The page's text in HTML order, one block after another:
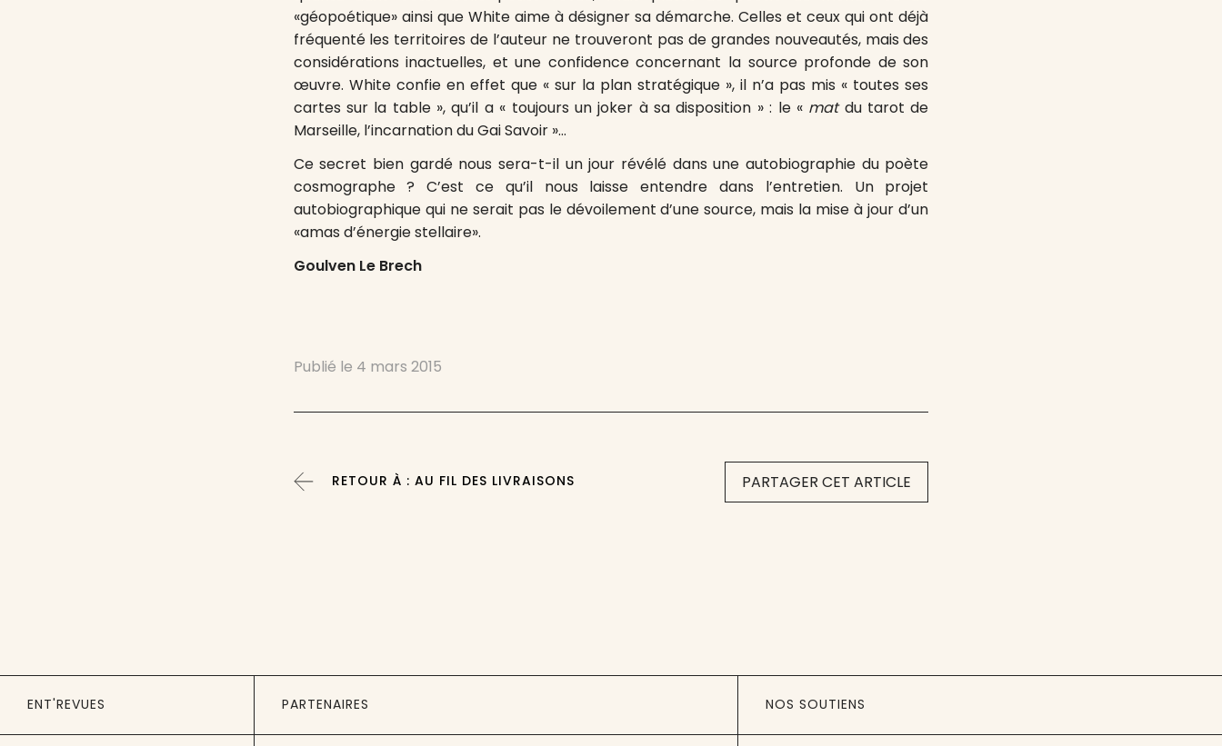
«géopoétique» ainsi que White aime à désigner sa démarche. Celles et ceux qui ont déjà
fréquenté les territoires de l’auteur ne trouveront pas de grandes nouveautés, mais des
considérations inactuelles, et une confidence concernant la source profonde de son
œuvre. White confie en effet que « sur la plan stratégique », il n’a pas mis « toutes ses
cartes sur la table », qu’il a « toujours un joker à sa disposition » : le « matdu tarot de
Marseille, l’incarnation du Gai Savoir »…
Ce secret bien gardé nous sera-t-il un jour révélé dans une autobiographie du poète
cosmographe ? C’est ce qu’il nous laisse entendre dans l’entretien. Un projet
autobiographique qui ne serait pas le dévoilement d’une source, mais la mise à jour d’un
«amas d’énergie stellaire».
Goulven Le Brech
Publié le 4 mars 2015
PARTAGER CET ARTICLE
RETOUR À : AU FIL DES LIVRAISONS
ENT'REVUES PARTENAIRES NOS SOUTIENS